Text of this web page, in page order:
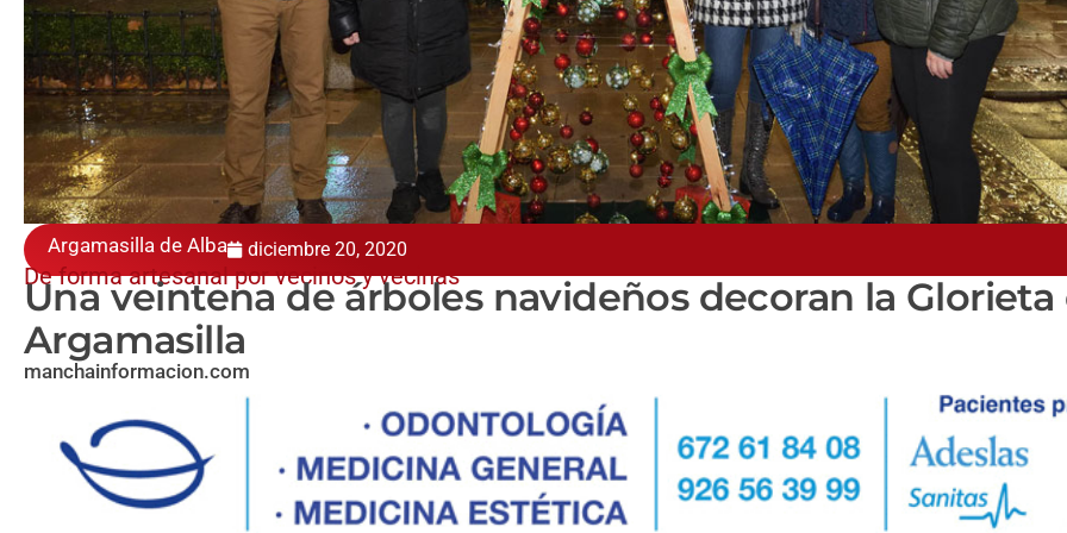
Argamasilla de Alba diciembre 20, 2020
De forma artesanal por vecinos y vecinas
Una veintena de árboles navideños decoran la Glorieta
Argamasilla
manchainformacion.com